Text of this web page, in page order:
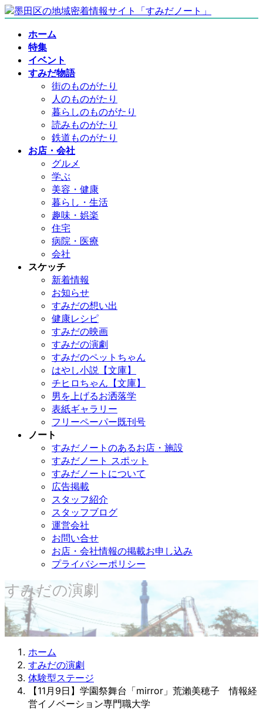
コ
ナ
ホーム
特集
イベント
すみだ物語
街のものがたり
人のものがたり
暮らしのものがたり
読みものがたり
鉄道ものがたり
お店・会社
グルメ
学ぶ
美容・健康
暮らし・生活
趣味・娯楽
住宅
病院・医療
会社
スケッチ
新着情報
お知らせ
すみだの想い出
健康レシピ
すみだの映画
すみだの演劇
すみだのペットちゃん
はやし小説【文庫】
チヒロちゃん【文庫】
男を上げるお洒落学
表紙ギャラリー
フリーペーパー既刊号
ノート
すみだノートのあるお店・施設
すみだノート スポット
すみだノートについて
広告掲載
スタッフ紹介
スタッフブログ
運営会社
お問い合せ
お店・会社情報の掲載お申し込み
プライバシーポリシー
すみだの演劇
ホーム
すみだの演劇
体験型ステージ
【11月9日】学園祭舞台「mirror」荒瀨美穂子 情報経
営イノベーション専門職大学